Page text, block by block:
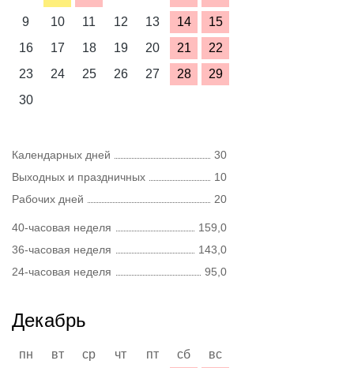
9
10 11 12 13 14
15
16
17 18 19 20 21
22
23
24 25 26 27 28
29
30
Календарных дней
30
Выходных и праздничных
10
Рабочих дней
20
40-часовая неделя
159,0
36-часовая неделя
143,0
24-часовая неделя
95,0
Декабрь
пн вт ср чт пт сб
вс